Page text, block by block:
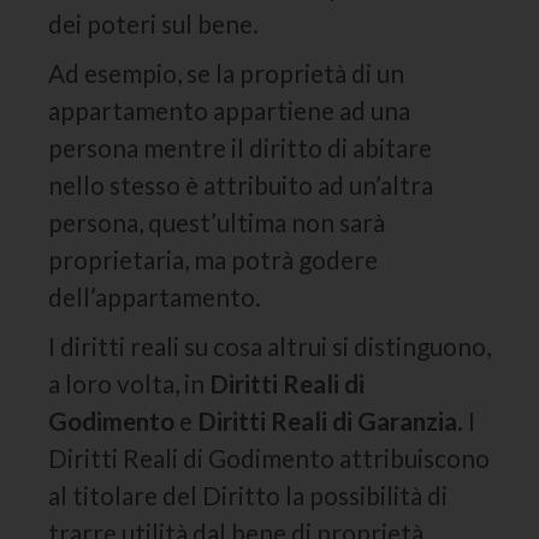
dei poteri sul bene.
Ad esempio, se la proprietà di un
appartamento appartiene ad una
persona mentre il diritto di abitare
nello stesso è attribuito ad un’altra
persona, quest’ultima non sarà
proprietaria, ma potrà godere
dell’appartamento.
I diritti reali su cosa altrui si distinguono,
a loro volta, in Diritti Reali di
Godimento e Diritti Reali di Garanzia. I
Diritti Reali di Godimento attribuiscono
al titolare del Diritto la possibilità di
trarre utilità dal bene di proprietà